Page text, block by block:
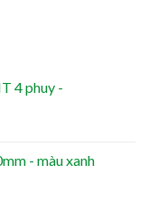
4 phuy -
- màu xanh